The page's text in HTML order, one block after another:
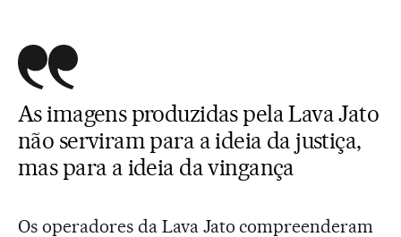
As imagens produzidas pela Lava Jato
não serviram para a ideia da justiça,
mas para a ideia da vingança
Os operadores da Lava Jato compreenderam